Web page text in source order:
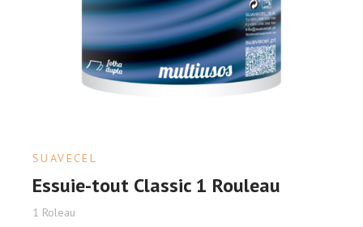
SUAVECEL
Essuie-tout Classic 1 Rouleau
1 Roleau